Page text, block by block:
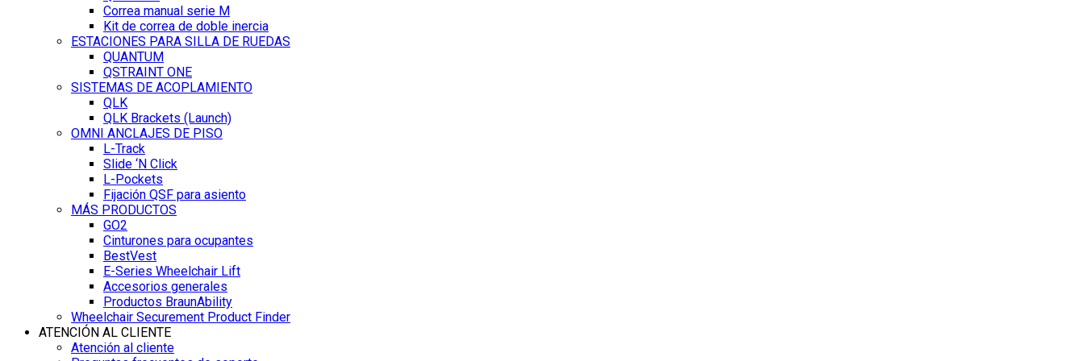
Correa manual serie M
Kit de correa de doble inercia
ESTACIONES PARA SILLA DE RUEDAS
QUANTUM
QSTRAINT ONE
SISTEMAS DE ACOPLAMIENTO
QLK
QLK Brackets (Launch)
OMNI ANCLAJES DE PISO
L-Track
Slide ‘N Click
L-Pockets
Fijación QSF para asiento
MÁS PRODUCTOS
GO2
Cinturones para ocupantes
BestVest
E-Series Wheelchair Lift
Accesorios generales
Productos BraunAbility
Wheelchair Securement Product Finder
ATENCIÓN AL CLIENTE
Atención al cliente